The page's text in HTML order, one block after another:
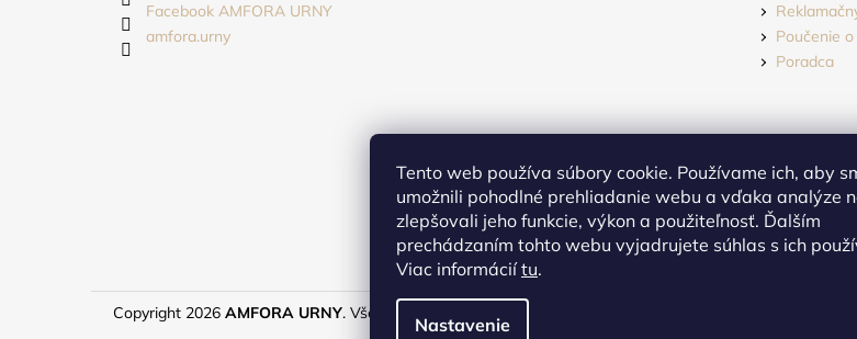
Tento web používa súbory cookie. Používame ich, aby
umožnili pohodlné prehliadanie webu a vďaka analýze
zlepšovali jeho funkcie, výkon a použiteľnosť. Ďalším
prechádzaním tohto webu vyjadrujete súhlas s ich
Viac informáciítu.
Nastavenie
Facebook AMFORA URNY
amfora.urny
Sledovať na Instagrame
Poučenie
Poradca
Copyright 2026 AMFORA URNY. Všetky práva vyhradené.